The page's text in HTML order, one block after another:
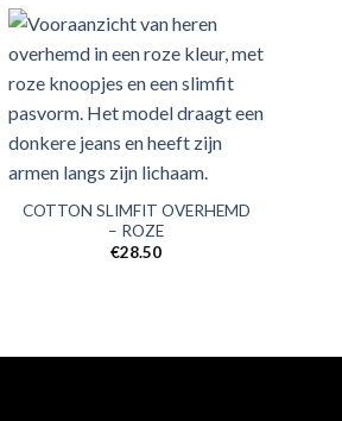
COTTON SLIMFIT OVERHEMD
– ROZE
€28.50